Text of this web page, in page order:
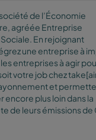
de l’Économie
agréée Entreprise
En rejoignant
une entreprise à
entreprises à agir
votre job chez
et
encore plus loin dans la
de leurs émissions de